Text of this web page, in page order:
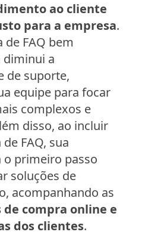
ao cliente
para a empresa.
de FAQ bem
a
de suporte,
equipe para focar
complexos e
disso, ao incluir
FAQ, sua
o primeiro passo
soluções de
acompanhando as
compra online e
dos clientes.